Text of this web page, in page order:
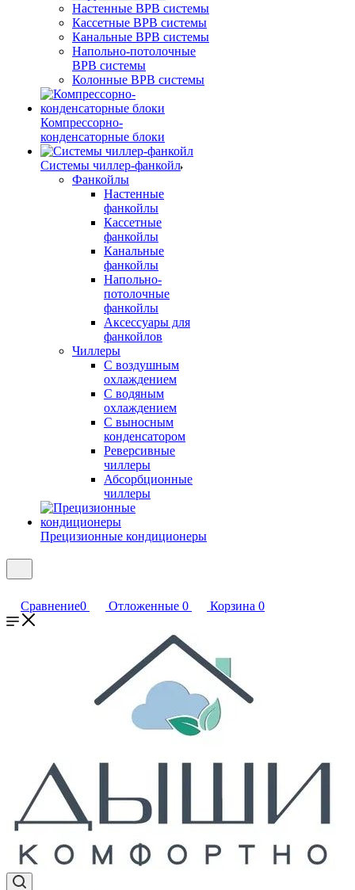
Настенные ВРВ системы
Кассетные ВРВ системы
Канальные ВРВ системы
Напольно-потолочные
ВРВ системы
Колонные ВРВ системы
Компрессорно-
конденсаторные блоки
Системы чиллер-фанкойл
Фанкойлы
Настенные
фанкойлы
Кассетные
фанкойлы
Канальные
фанкойлы
Напольно-
потолочные
фанкойлы
Аксессуары для
фанкойлов
Чиллеры
С воздушным
охлаждением
С водяным
охлаждением
С выносным
конденсатором
Реверсивные
чиллеры
Абсорбционные
чиллеры
Прецизионные кондиционеры
Сравнение0 Отложенные 0 Корзина 0